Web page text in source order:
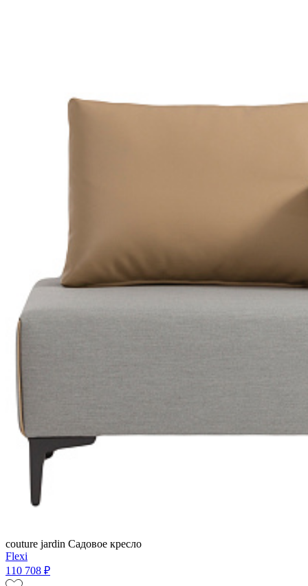
couture jardin Садовое кресло
Flexi
110 708 ₽